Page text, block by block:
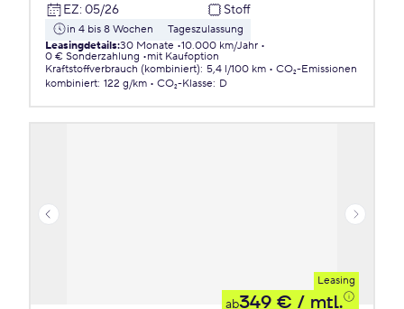
EZ: 05/26 Stoff
in 4 bis 8 Wochen
Tageszulassung
Leasingdetails:30 Monate 10.000 km/Jahr
0 € Sonderzahlung
mit Kaufoption
Kraftstoffverbrauch (kombiniert): 5,4 l/100 km
CO₂-Emissionen
kombiniert: 122 g/km CO₂-Klasse: D
Leasing
ab349 € / mtl.